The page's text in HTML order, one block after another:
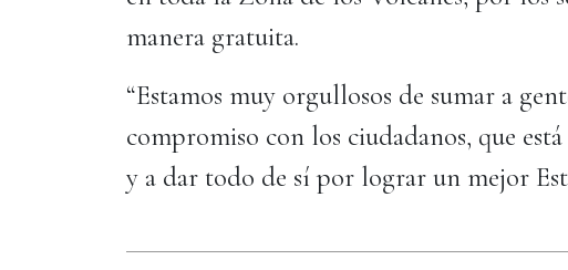
manera gratuita.
“Estamos muy orgullosos de sumar a
compromiso con los ciudadanos, que
y a dar todo de sí por lograr un mejor